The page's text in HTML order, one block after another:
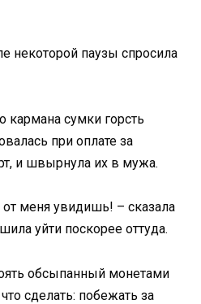
некоторой паузы спросила
кармана сумки горсть
при оплате за
и швырнула их в мужа.
меня увидишь! – сказала
уйти поскорее оттуда.
обсыпанный монетами
сделать: побежать за